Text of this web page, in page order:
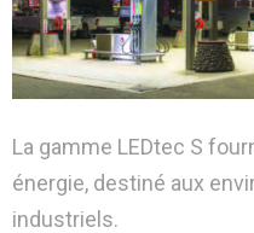
La gamme LEDtec S
énergie, destiné aux
industriels.